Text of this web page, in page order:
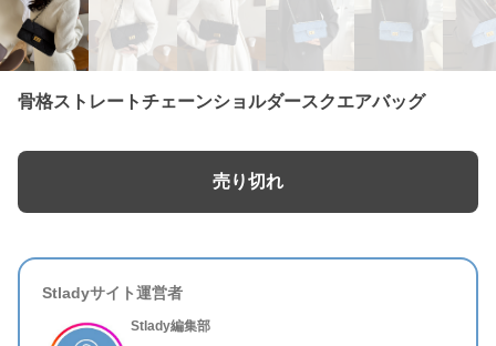
骨格ストレートチェーンショルダースクエアバッグ
売り切れ
Stladyサイト運営者
Stlady編集部